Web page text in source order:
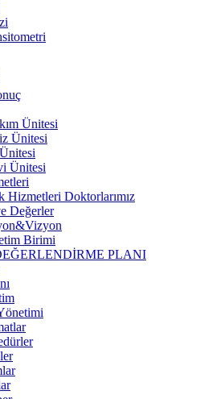
Ünitesi
Ünitesi
Ünitesi
Hizmetleri Doktorlarımız
Değerler
Birimi
PLANI